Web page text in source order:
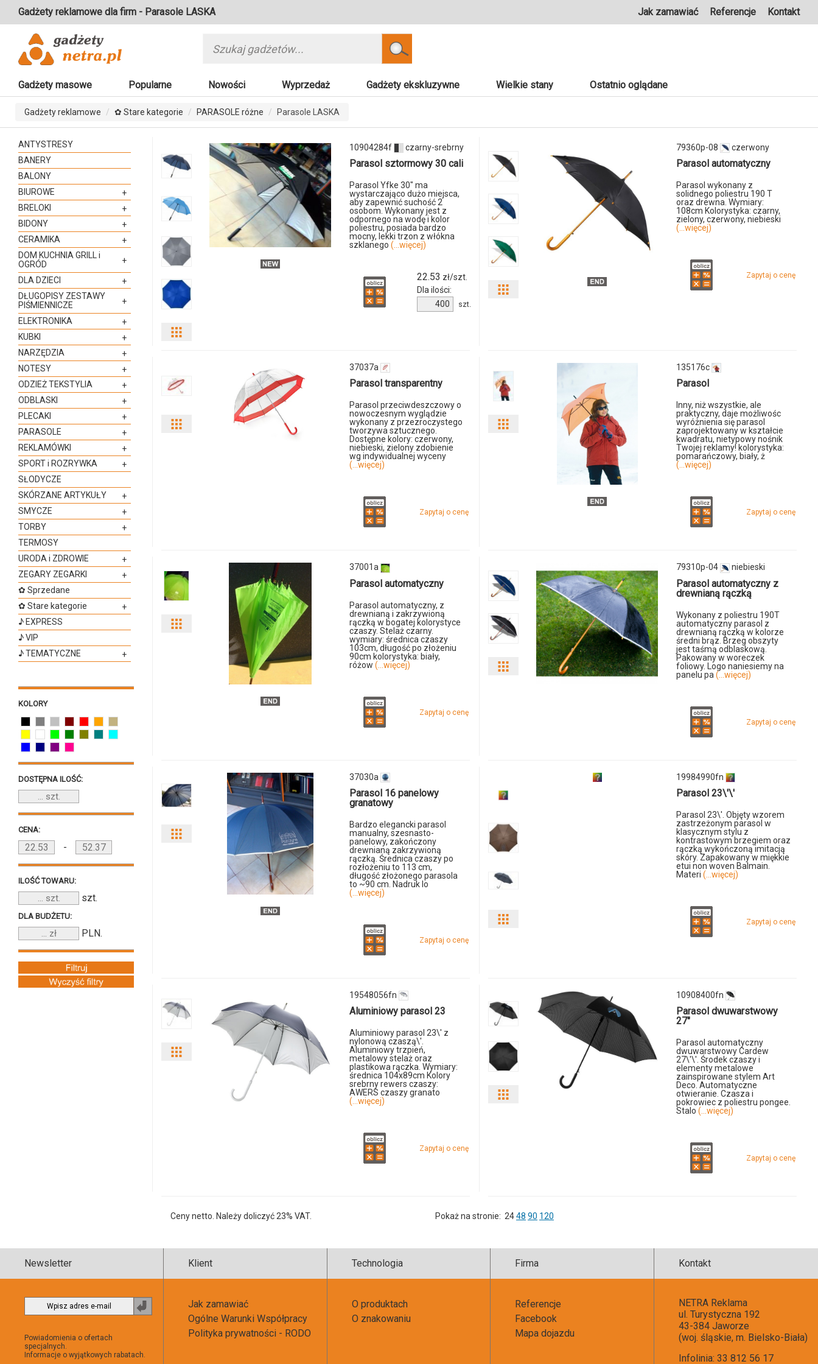
Gadżety reklamowe dla firm - Parasole LASKA Jak zamawiać Referencje Kontakt
Szukaj
Gadżety masowe Popularne Nowości Wyprzedaż Gadżety ekskluzywne Wielkie stany Ostatnio oglądane
Gadżety reklamowe ✿ Stare kategorie PARASOLE różne Parasole LASKA
ANTYSTRESY
BANERY
BALONY
BIUROWE
+
BRELOKI
+
BIDONY
+
CERAMIKA
+
DOM KUCHNIA GRILL i
OGRÓD
+
DLA DZIECI
+
DŁUGOPISY ZESTAWY
PIŚMIENNICZE
+
ELEKTRONIKA
+
KUBKI
+
NARZĘDZIA
+
NOTESY
+
ODZIEŻ TEKSTYLIA
+
ODBLASKI
+
PLECAKI
+
PARASOLE
+
REKLAMÓWKI
+
SPORT i ROZRYWKA
+
SŁODYCZE
SKÓRZANE ARTYKUŁY
+
SMYCZE
+
TORBY
+
TERMOSY
URODA i ZDROWIE
+
ZEGARY ZEGARKI
+
✿ Sprzedane
✿ Stare kategorie
+
♪ EXPRESS
♪ VIP
♪ TEMATYCZNE
+
KOLORY
DOSTĘPNA ILOŚĆ:
CENA:
-
ILOŚĆ TOWARU:
szt.
DLA BUDŻETU:
PLN.
i
10904284f czarny-srebrny
Parasol sztormowy 30 cali
Parasol Yfke 30" ma
wystarczająco dużo miejsca,
aby zapewnić suchość 2
osobom. Wykonany jest z
odpornego na wodę i kolor
poliestru, posiada bardzo
mocny, lekki trzon z włókna
szklanego (...więcej)
22.53 zł/szt.
Dla ilości:
produktu
szt.
produktu
79360p-08 czerwony
Parasol automatyczny
Parasol wykonany z
solidnego poliestru 190 T
oraz drewna. Wymiary:
108cm Kolorystyka: czarny,
zielony, czerwony, niebieski
(...więcej)
Zapytaj o cenę
37037a
Parasol transparentny
Parasol przeciwdeszczowy o
nowoczesnym wyglądzie
wykonany z przezroczystego
tworzywa sztucznego.
Dostępne kolory: czerwony,
niebieski, zielony zdobienie
wg indywidualnej wyceny
(...więcej)
Zapytaj o cenę
135176c
Parasol
Inny, niż wszystkie, ale
praktyczny, daje możliwośc
wyróżnienia się parasol
zaprojektowany w kształcie
kwadratu, nietypowy nośnik
Twojej reklamy! kolorystyka:
pomarańczowy, biały, ż
(...więcej)
Zapytaj o cenę
37001a
Parasol automatyczny
Parasol automatyczny, z
drewnianą i zakrzywioną
rączką w bogatej kolorystyce
czaszy. Stelaż czarny.
wymiary: średnica czaszy
103cm, długość po złożeniu
90cm kolorystyka: biały,
różow (...więcej)
Zapytaj o cenę
79310p-04 niebieski
Parasol automatyczny z
drewnianą rączką
Wykonany z poliestru 190T
automatyczny parasol z
drewnianą rączką w kolorze
średni brąz. Brzeg obszyty
jest taśmą odblaskową.
Pakowany w woreczek
foliowy. Logo naniesiemy na
panelu pa (...więcej)
Zapytaj o cenę
37030a
Parasol 16 panelowy
granatowy
Bardzo elegancki parasol
manualny, szesnasto-
panelowy, zakończony
drewnianą zakrzywioną
rączką. Średnica czaszy po
rozłożeniu to 113 cm,
długość złożonego parasola
to ~90 cm. Nadruk lo
(...więcej)
Zapytaj o cenę
produktu
19984990fn
19984990fn
Parasol 23\'\'
Parasol 23\'. Objęty wzorem
zastrzeżonym parasol w
klasycznym stylu z
kontrastowym brzegiem oraz
rączką wykończoną imitacją
skóry. Zapakowany w miękkie
etui non woven Balmain.
Materi (...więcej)
Zapytaj o cenę
19548056fn
Aluminiowy parasol 23
Aluminiowy parasol 23\' z
nylonową czaszą\'.
Aluminiowy trzpień,
metalowy stelaż oraz
plastikowa rączka. Wymiary:
średnica 104x89cm Kolory
srebrny rewers czaszy:
AWERS czaszy granato
(...więcej)
Zapytaj o cenę
10908400fn
10908400fn
Parasol dwuwarstwowy
27"
Parasol automatyczny
dwuwarstwowy Cardew
27\'\'. Środek czaszy i
elementy metalowe
zainspirowane stylem Art
Deco. Automatyczne
otwieranie. Czasza i
pokrowiec z poliestru pongee.
Stalo (...więcej)
Zapytaj o cenę
Ceny netto. Należy doliczyć 23% VAT. Pokaż na stronie: 2448 90 120
Newsletter
Zapisz
newslettera
Powiadomienia o ofertach
specjalnych.
Informacje o wyjątkowych rabatach.
Klient
Jak zamawiać
Ogólne Warunki Współpracy
Polityka prywatności - RODO
Technologia
O produktach
O znakowaniu
Firma
Referencje
Facebook
Mapa dojazdu
Kontakt
NETRA Reklama
ul. Turystyczna 192
43-384 Jaworze
(woj. śląskie, m. Bielsko-Biała)
Infolinia: 33 812 56 17